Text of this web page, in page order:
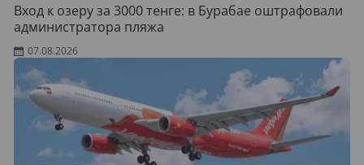
Вход к озеру за 3000 тенге: в Бурабае оштрафовали
администратора пляжа
07.08.2026